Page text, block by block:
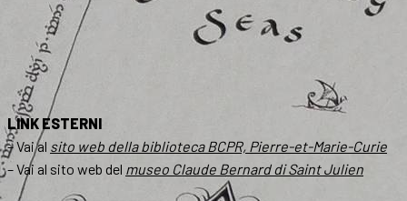
LINK ESTERNI
– Vai al sito web della biblioteca BCPR, Pierre-et-Marie-Curie
– Vai al sito web del museo Claude Bernard di Saint Julien